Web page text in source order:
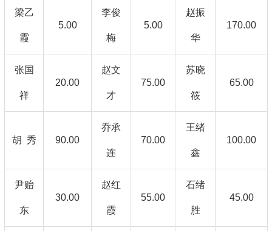
梁乙
霞
5.00
李俊
梅
5.00
赵振
华
170.00
张国
祥
20.00
赵文
才
75.00
苏晓
筱
65.00
胡 秀 90.00
乔承
连
70.00
王绪
鑫
100.00
尹贻
东
30.00
赵红
霞
55.00
石绪
胜
45.00